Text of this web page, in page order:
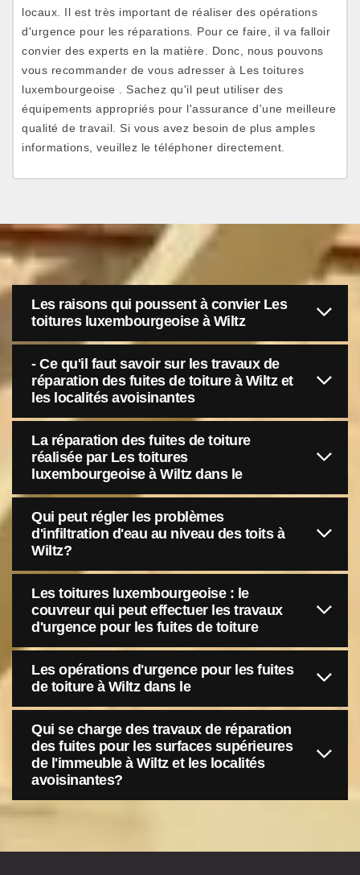
locaux. Il est très important de réaliser des opérations
d'urgence pour les réparations. Pour ce faire, il va falloir
convier des experts en la matière. Donc, nous pouvons
vous recommander de vous adresser à Les toitures
luxembourgeoise . Sachez qu'il peut utiliser des
équipements appropriés pour l'assurance d'une meilleure
qualité de travail. Si vous avez besoin de plus amples
informations, veuillez le téléphoner directement.
Les raisons qui poussent à convier Les
toitures luxembourgeoise à Wiltz
- Ce qu'il faut savoir sur les travaux de
réparation des fuites de toiture à Wiltz et
les localités avoisinantes
La réparation des fuites de toiture
réalisée par Les toitures
luxembourgeoise à Wiltz dans le
Qui peut régler les problèmes
d'infiltration d'eau au niveau des toits à
Wiltz?
Les toitures luxembourgeoise : le
couvreur qui peut effectuer les travaux
d'urgence pour les fuites de toiture
Les opérations d'urgence pour les fuites
de toiture à Wiltz dans le
Qui se charge des travaux de réparation
des fuites pour les surfaces supérieures
de l'immeuble à Wiltz et les localités
avoisinantes?